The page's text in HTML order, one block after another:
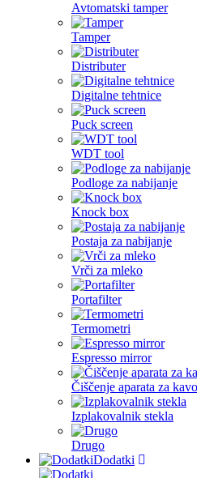
Avtomatski tamper
Tamper
Distributer
Digitalne tehtnice
Puck screen
WDT tool
Podloge za nabijanje
Knock box
Postaja za nabijanje
Vrči za mleko
Portafilter
Termometri
Espresso mirror
Čiščenje aparata za kavo
Izplakovalnik stekla
Drugo
Dodatki